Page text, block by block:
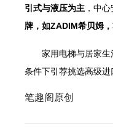
引式与液压为主 ，中
牌，如ZADIM希贝姆，
家用电梯与居家生活
条件下引荐挑选高级进
笔趣阁原创